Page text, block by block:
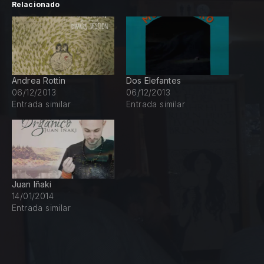
Relacionado
Andrea Rottin
06/12/2013
Entrada similar
Dos Elefantes
06/12/2013
Entrada similar
Juan Iñaki
14/01/2014
Entrada similar
PREVIOUS